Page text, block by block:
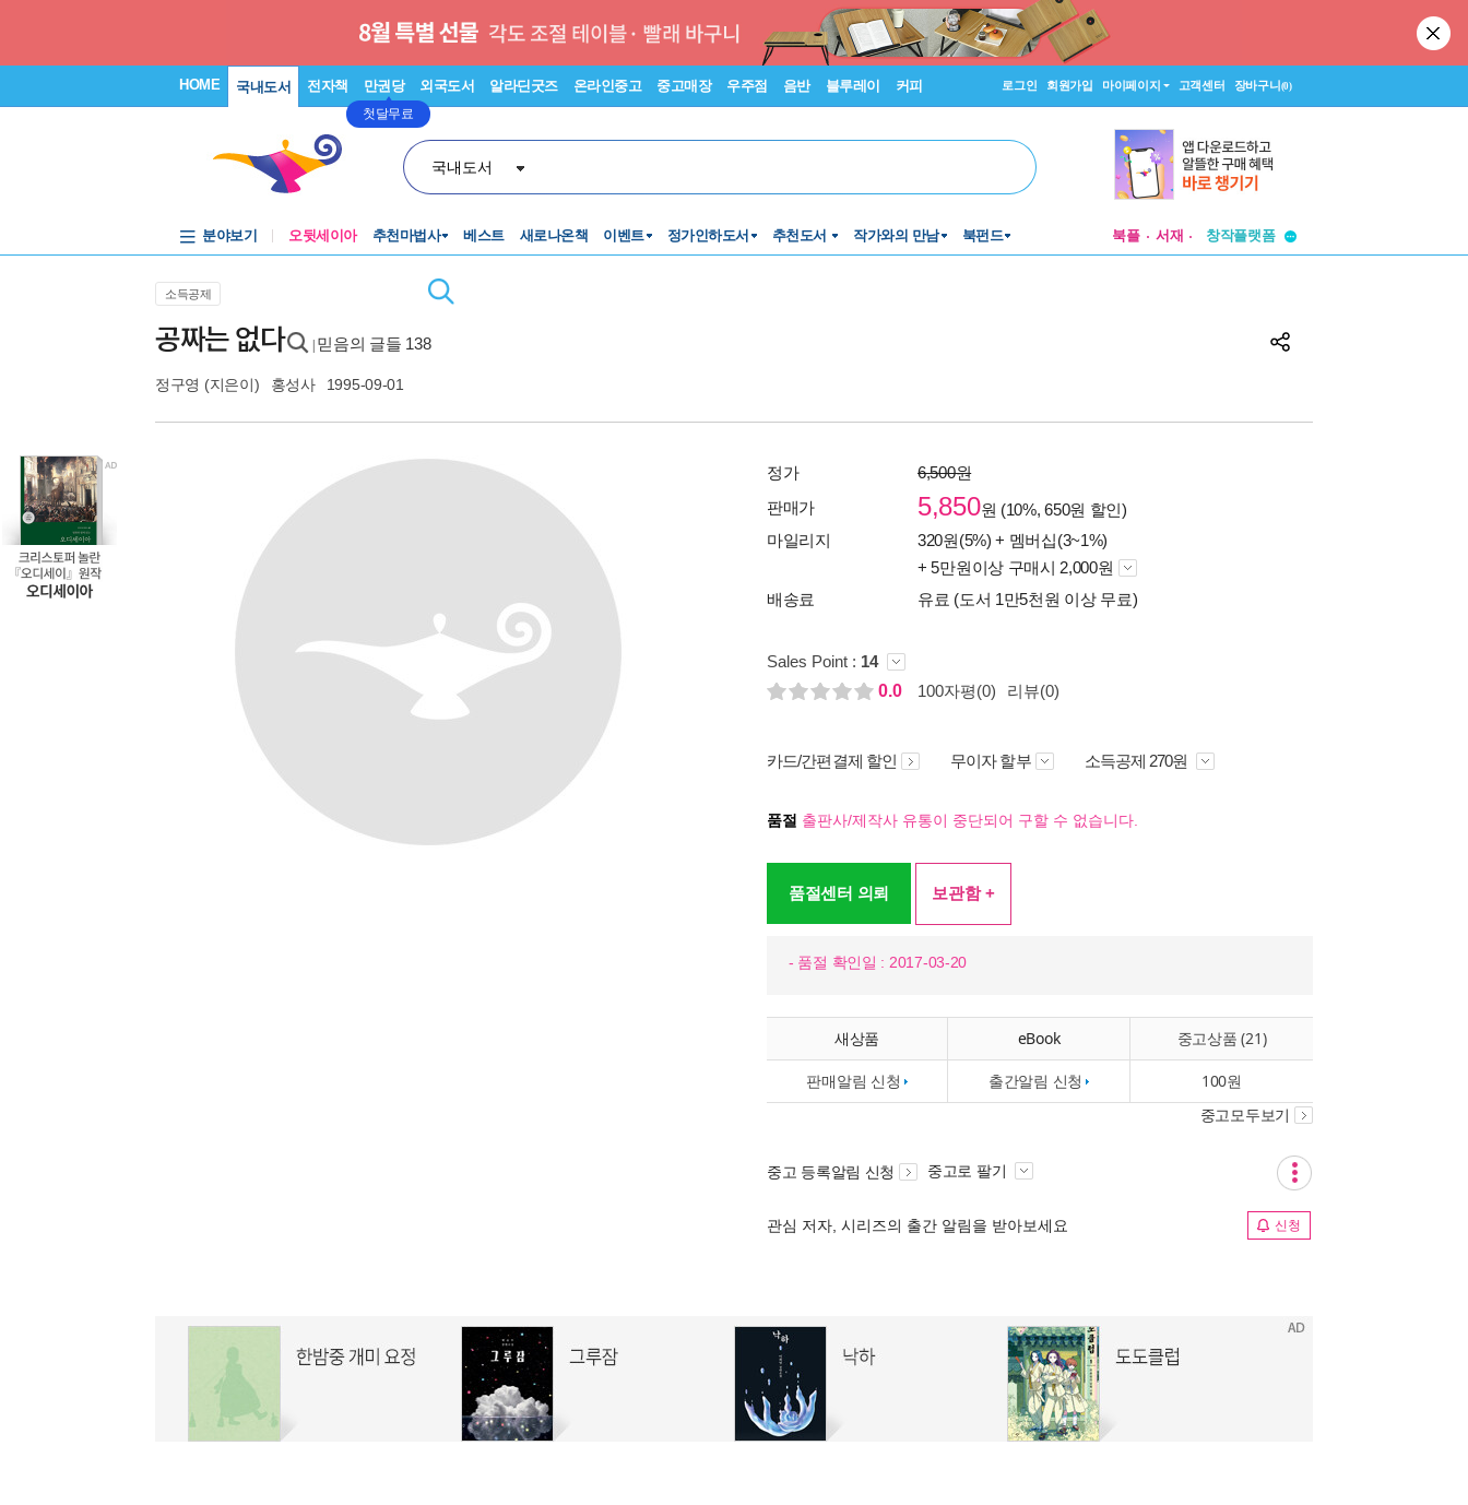
HOME 국내도서 전자책 만권당
첫달무료
외국도서 알라딘굿즈 온라인중고 중고매장 우주점 음반 블루레이 커피 로그인 회원가입 마이페이지 고객센터 장바구니(0)
국내도서
분야보기 오뒷세이아 추천마법사 베스트 새로나온책 이벤트 정가인하도서 추천도서 작가와의 만남 북펀드 북플 서재
창작플랫폼
소득공제
공짜는 없다 믿음의 글들 138
정구영 (지은이) 홍성사 1995-09-01
정가
6,500원
판매가
5,850원 (10%, 650원 할인)
마일리지
320원(5%) + 멤버십(3~1%)
+ 5만원이상 구매시 2,000원
배송료
유료 (도서 1만5천원 이상 무료)
Sales Point : 14
0.0
100자평(0) 리뷰(0)
카드/간편결제 할인 무이자 할부 소득공제 270원
품절 출판사/제작사 유통이 중단되어 구할 수 없습니다.
품절센터 의뢰 보관함 +
- 품절 확인일 : 2017-03-20
새상품 eBook 중고상품 (21)
판매알림 신청 출간알림 신청 100원
중고모두보기
중고 등록알림 신청 중고로 팔기
관심 저자, 시리즈의 출간 알림을 받아보세요 신청